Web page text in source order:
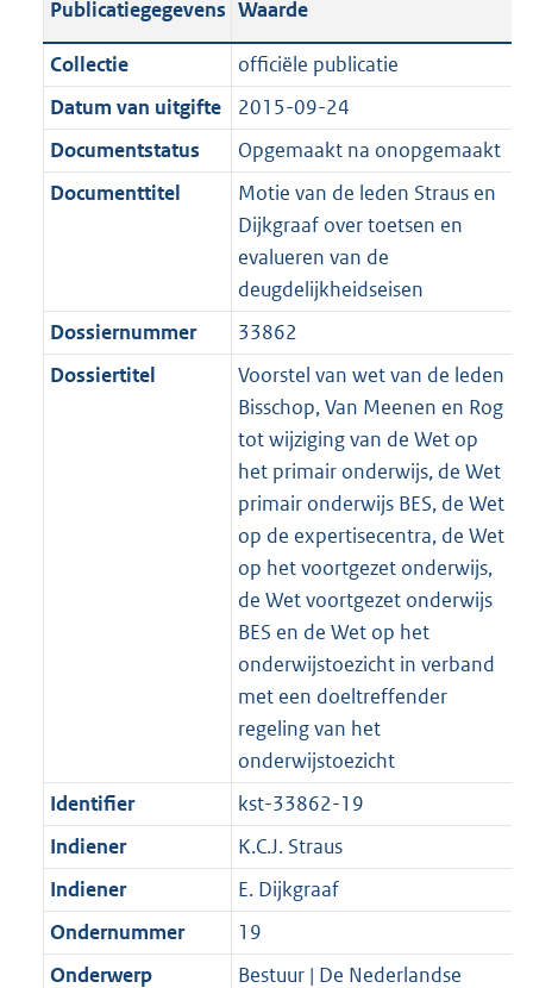
i
e
i
n
f
a
t
3
K
b
t
i
e
i
n
a
a
:
K
b
a
t
i
e
i
m
a
e
3
K
b
c
a
t
i
e
r
m
t
:
2
K
a
n
d
s
g
r
o
o
t
t
:
3
K
b
a
n
d
s
g
o
o
t
e
:
3
K
b
Publicatiegegevens Waarde
Collectie
officiële publicatie
Datum van uitgifte
2015-09-24
Documentstatus
Opgemaakt na onopgemaakt
Documenttitel
Motie van de leden Straus en
Dijkgraaf over toetsen en
evalueren van de
deugdelijkheidseisen
Dossiernummer
33862
Dossiertitel
Voorstel van wet van de leden
Bisschop, Van Meenen en Rog
tot wijziging van de Wet op
het primair onderwijs, de Wet
primair onderwijs BES, de Wet
op de expertisecentra, de Wet
op het voortgezet onderwijs,
de Wet voortgezet onderwijs
BES en de Wet op het
onderwijstoezicht in verband
met een doeltreffender
regeling van het
onderwijstoezicht
Identifier
kst-33862-19
Indiener
K.C.J. Straus
Indiener
E. Dijkgraaf
Ondernummer
19
Onderwerp
Bestuur | De Nederlandse